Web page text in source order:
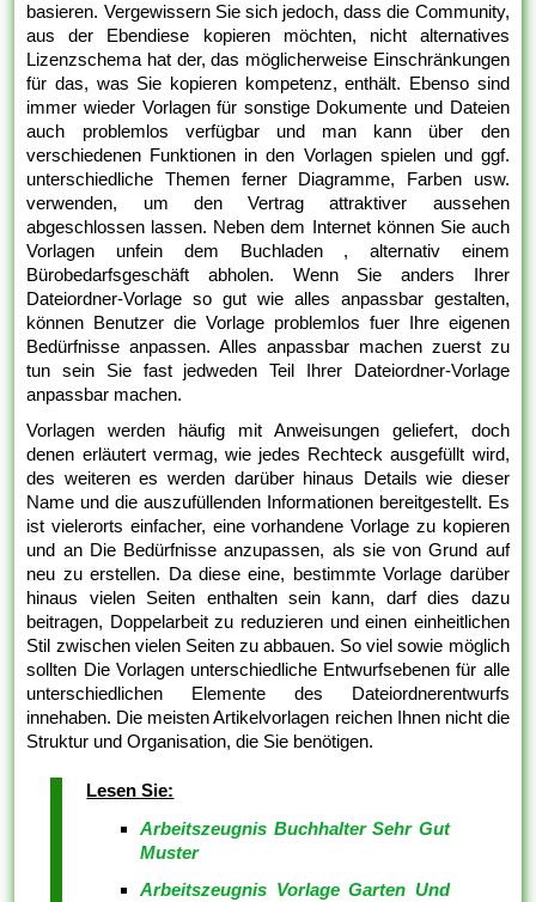
basieren. Vergewissern Sie sich jedoch, dass die Community,
aus der Ebendiese kopieren möchten, nicht alternatives
Lizenzschema hat der, das möglicherweise Einschränkungen
für das, was Sie kopieren kompetenz, enthält. Ebenso sind
immer wieder Vorlagen für sonstige Dokumente und Dateien
auch problemlos verfügbar und man kann über den
verschiedenen Funktionen in den Vorlagen spielen und ggf.
unterschiedliche Themen ferner Diagramme, Farben usw.
verwenden, um den Vertrag attraktiver aussehen
abgeschlossen lassen. Neben dem Internet können Sie auch
Vorlagen unfein dem Buchladen , alternativ einem
Bürobedarfsgeschäft abholen. Wenn Sie anders Ihrer
Dateiordner-Vorlage so gut wie alles anpassbar gestalten,
können Benutzer die Vorlage problemlos fuer Ihre eigenen
Bedürfnisse anpassen. Alles anpassbar machen zuerst zu
tun sein Sie fast jedweden Teil Ihrer Dateiordner-Vorlage
anpassbar machen.
Vorlagen werden häufig mit Anweisungen geliefert, doch
denen erläutert vermag, wie jedes Rechteck ausgefüllt wird,
des weiteren es werden darüber hinaus Details wie dieser
Name und die auszufüllenden Informationen bereitgestellt. Es
ist vielerorts einfacher, eine vorhandene Vorlage zu kopieren
und an Die Bedürfnisse anzupassen, als sie von Grund auf
neu zu erstellen. Da diese eine, bestimmte Vorlage darüber
hinaus vielen Seiten enthalten sein kann, darf dies dazu
beitragen, Doppelarbeit zu reduzieren und einen einheitlichen
Stil zwischen vielen Seiten zu abbauen. So viel sowie möglich
sollten Die Vorlagen unterschiedliche Entwurfsebenen für alle
unterschiedlichen Elemente des Dateiordnerentwurfs
innehaben. Die meisten Artikelvorlagen reichen Ihnen nicht die
Struktur und Organisation, die Sie benötigen.
Lesen Sie:
Arbeitszeugnis Buchhalter Sehr Gut
Muster
Arbeitszeugnis Vorlage Garten Und